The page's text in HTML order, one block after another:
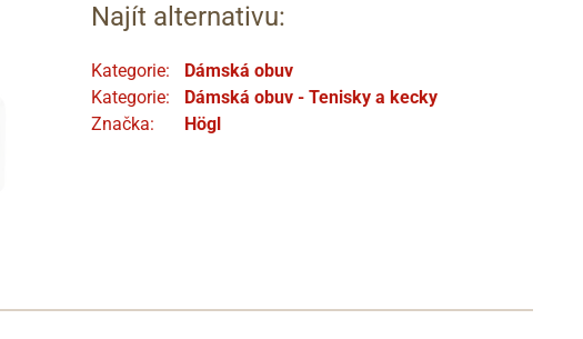
Najít alternativu:
Kategorie:
Dámská obuv
Kategorie:
Dámská obuv - Tenisky a kecky
Značka:
Högl